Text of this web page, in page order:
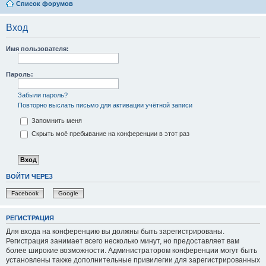
Список форумов
Вход
Имя пользователя:
Пароль:
Забыли пароль?
Повторно выслать письмо для активации учётной записи
Запомнить меня
Скрыть моё пребывание на конференции в этот раз
ВОЙТИ ЧЕРЕЗ
Facebook Google
РЕГИСТРАЦИЯ
Для входа на конференцию вы должны быть зарегистрированы.
Регистрация занимает всего несколько минут, но предоставляет вам
более широкие возможности. Администратором конференции могут быть
установлены также дополнительные привилегии для зарегистрированных